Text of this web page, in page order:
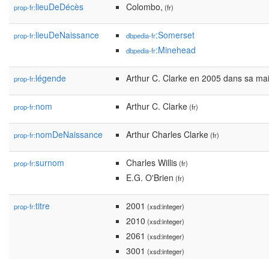
prop-fr:lieuDeDécès Colombo, (fr)
prop-fr:lieuDeNaissance dbpedia-fr:Somerset
dbpedia-fr:Minehead
prop-fr:légende Arthur C. Clarke en 2005 dans sa
prop-fr:nom Arthur C. Clarke(fr)
prop-fr:nomDeNaissance Arthur Charles Clarke(fr)
prop-fr:surnom Charles Willis(fr)
E.G. O'Brien (fr)
prop-fr:titre 2001 (xsd:integer)
2010 (xsd:integer)
2061 (xsd:integer)
3001 (xsd:integer)